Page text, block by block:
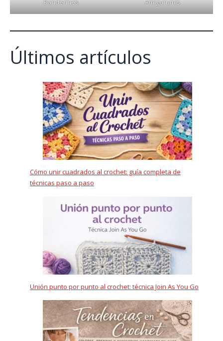
Banderines Amigurumis
Últimos artículos
Cómo unir cuadrados al crochet: guía completa de
técnicas paso a paso
Unión punto por punto al crochet: técnica Join As You Go